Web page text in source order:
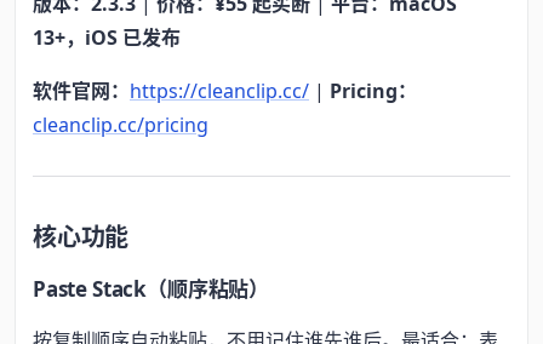
13+，iOS 已发布
软件官网： https://cleanclip.cc/ | Pricing：
cleanclip.cc/pricing
核心功能
Paste Stack（顺序粘贴）